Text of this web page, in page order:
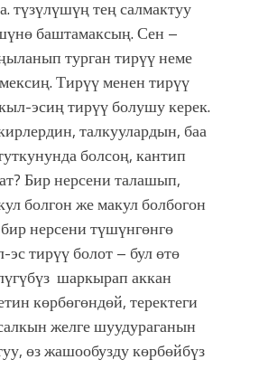
түзүлүшүң тең салмактуу
баштамаксың. Сен –
турган тирүү неме
Тирүү менен тирүү
эсиң тирүү болушу керек.
талкуулардын, баа
болсоң, кантип
Бир нерсени талашып,
болгон же макул болбогон
нерсени түшүнгөнгө
эс тирүү болот – бул өтө
шаркырап аккан
көрбөгөндөй, теректеги
желге шуудураганын
өз жашообузду көрбөйбүз